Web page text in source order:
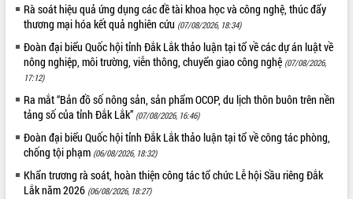
và tặng quà người dân xã Cư Pui
Hội nghị UBND tỉnh Đắk Lắk thường kỳ
tháng 7/2026
Lễ truy tặng danh hiệu “Bà Mẹ Việt
Nam Anh hùng” và trao Huân chương
Lao động
UBND tỉnh Đắk Lắk triển khai nhiệm
vụ 6 tháng cuối năm 2026
Kỳ họp thứ Hai, Hội đồng nhân dân
tỉnh khóa XI quyết nghị nhiều nội dung
quan trọng
ALBUM ẢNH
Rà soát hiệu quả ứng dụng các đề tài khoa học và công nghệ, thúc đẩy
thương mại hóa kết quả nghiên cứu (07/08/2026, 18:34)
Đoàn đại biểu Quốc hội tỉnh Đắk Lắk thảo luận tại tổ về các dự án luật về
nông nghiệp, môi trường, viễn thông, chuyển giao công nghệ (07/08/2026,
17:12)
Ra mắt “Bản đồ số nông sản, sản phẩm OCOP, du lịch thôn buôn trên nền
tảng số của tỉnh Đắk Lắk” (07/08/2026, 16:46)
Đoàn đại biểu Quốc hội tỉnh Đắk Lắk thảo luận tại tổ về công tác phòng,
chống tội phạm (06/08/2026, 18:32)
Khẩn trương rà soát, hoàn thiện công tác tổ chức Lễ hội Sầu riêng Đắk
Lắk năm 2026 (06/08/2026, 18:27)